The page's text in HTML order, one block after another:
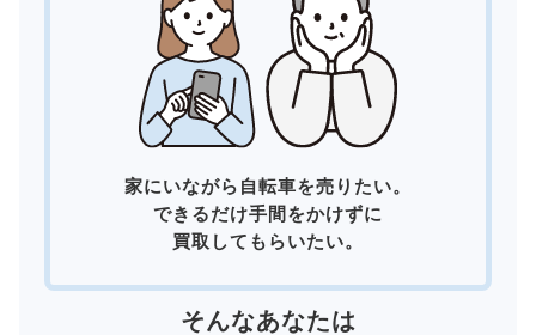
家にいながら自転車を売りたい。
できるだけ手間をかけずに
買取してもらいたい。
そんなあなたは